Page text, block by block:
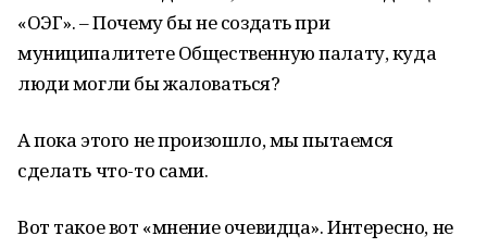
«ОЭГ». – Почему бы не создать при
муниципалитете Общественную палату, куда
люди могли бы жаловаться?
А пока этого не произошло, мы пытаемся
сделать что-то сами.
Вот такое вот «мнение очевидца». Интересно, не